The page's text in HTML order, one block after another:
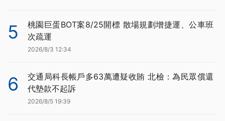
5
桃園巨蛋BOT案8/25開標 散場規劃增捷運、公車班
次疏運
2026/8/3 12:34
6
交通局科長帳戶多63萬遭疑收賄 北檢：為民眾償還
代墊款不起訴
2026/8/5 19:39